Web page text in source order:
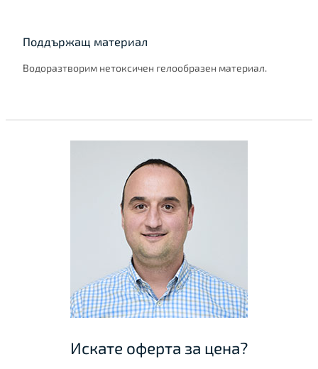
Поддържащ материал
Водоразтворим нетоксичен гелообразен материал.
Искате оферта за цена?